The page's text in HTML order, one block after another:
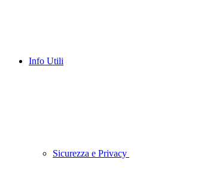
Info Utili
Sicurezza e Privacy